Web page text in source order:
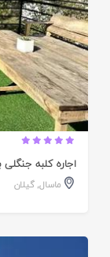
اجاره کلبه
ماسال,گیلان